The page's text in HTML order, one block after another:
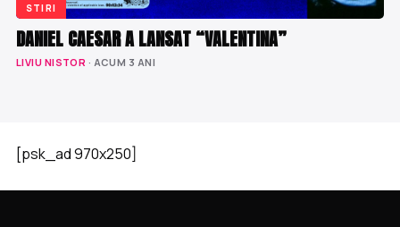
STIRI
DANIEL CAESAR A LANSAT “VALENTINA”
LIVIU NISTOR · ACUM 3 ANI
[psk_ad 970x250]